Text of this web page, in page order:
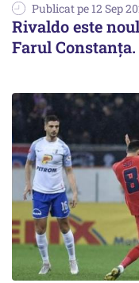
Publicat pe 12 Sep
Rivaldo este
Farul